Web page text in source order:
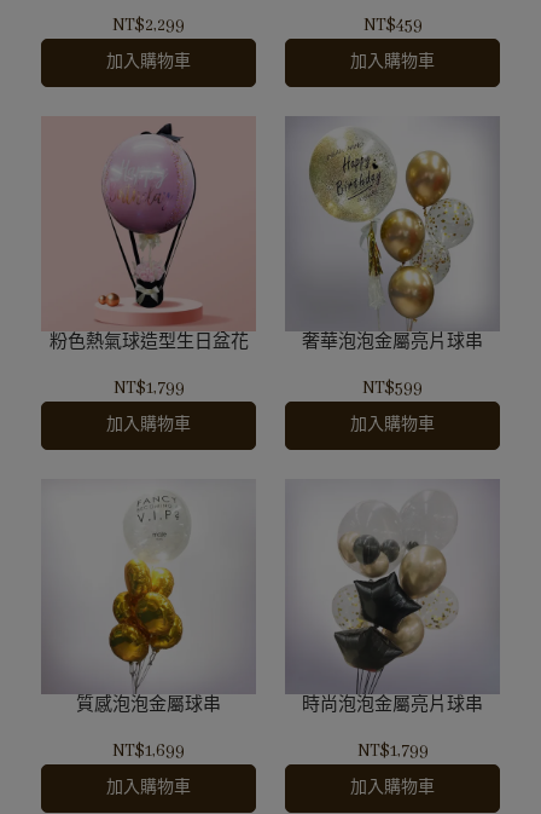
NT$2,299
加入購物車
NT$459
加入購物車
粉色熱氣球造型生日盆花
NT$1,799
加入購物車
奢華泡泡金屬亮片球串
NT$599
加入購物車
質感泡泡金屬球串
NT$1,699
加入購物車
時尚泡泡金屬亮片球串
NT$1,799
加入購物車